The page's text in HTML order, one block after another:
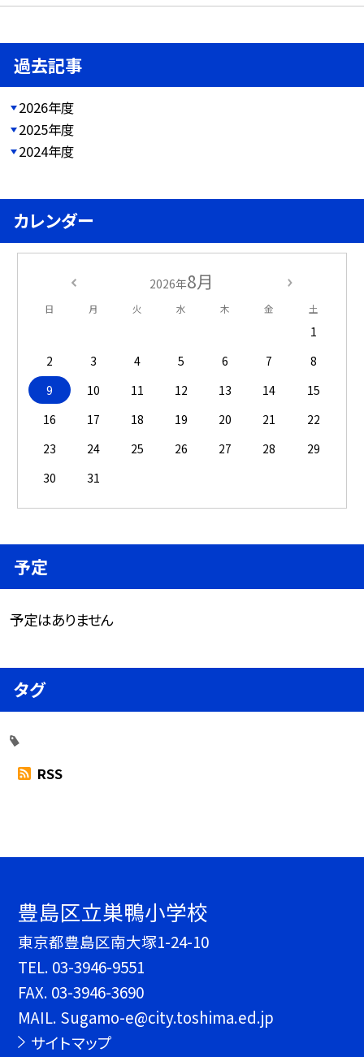
過去記事
2026年度
2025年度
2024年度
カレンダー
2026年8月
日 月 火 水 木 金 土
1
2
3 4 5 6 7
8
9
10 11 12 13 14
15
16
17 18 19 20 21
22
23
24 25 26 27 28
29
30
31
予定
予定はありません
タグ
RSS
豊島区立巣鴨小学校
東京都豊島区南大塚1-24-10
TEL. 03-3946-9551
FAX. 03-3946-3690
MAIL. Sugamo-e@city.toshima.ed.jp
サイトマップ